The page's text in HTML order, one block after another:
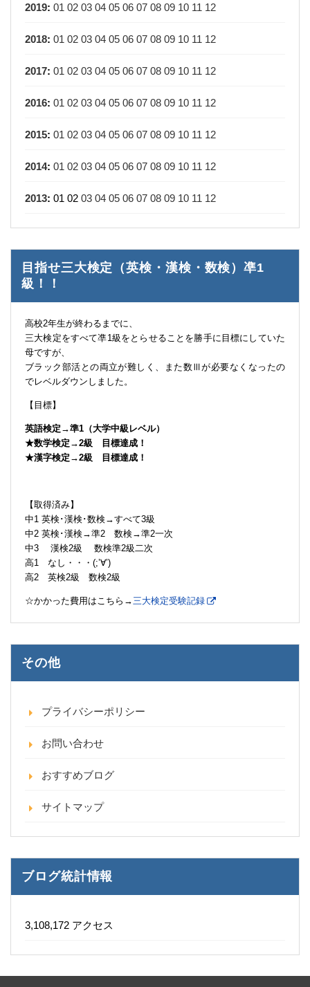
2019: 01 02 03 04 05 06 07 08 09 10 11 12
2018: 01 02 03 04 05 06 07 08 09 10 11 12
2017: 01 02 03 04 05 06 07 08 09 10 11 12
2016: 01 02 03 04 05 06 07 08 09 10 11 12
2015: 01 02 03 04 05 06 07 08 09 10 11 12
2014: 01 02 03 04 05 06 07 08 09 10 11 12
2013: 01 02 03 04 05 06 07 08 09 10 11 12
目指せ三大検定（英検・漢検・数検）凖1
級！！
高校2年生が終わるまでに、
三大検定をすべて凖1級をとらせることを勝手に目標にしていた
母ですが、
ブラック部活との両立が難しく、また数Ⅲが必要なくなったの
でレベルダウンしました。
【目標】
英語検定→準1（大学中級レベル）
★数学検定→2級 目標達成！
★漢字検定→2級 目標達成！
【取得済み】
中1 英検･漢検･数検→すべて3級
中2 英検･漢検→準2 数検→準2一次
中3 漢検2級 数検準2級二次
高1 なし・・・(;’∀’)
高2 英検2級 数検2級
☆かかった費用はこちら→ 三大検定受験記録
その他
プライバシーポリシー
お問い合わせ
おすすめブログ
サイトマップ
ブログ統計情報
3,108,172 アクセス